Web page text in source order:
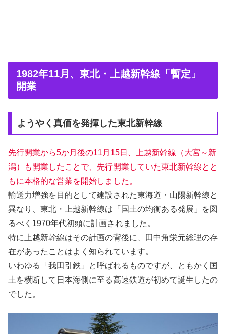
1982年11月、東北・上越新幹線「暫定」
開業
ようやく真価を発揮した東北新幹線
先行開業から5か月後の11月15日、上越新幹線（大宮～新
潟）も開業したことで、先行開業していた東北新幹線とと
もに本格的な営業を開始しました。
輸送力増強を目的として建設された東海道・山陽新幹線と
異なり、東北・上越新幹線は「国土の均衡ある発展」を図
るべく1970年代初頭に計画されました。
特に上越新幹線はその計画の背後に、田中角栄元総理の存
在があったことはよく知られています。
いわゆる「我田引鉄」と呼ばれるものですが、ともかく国
土を横断して日本海側に至る高速鉄道が初めて誕生したの
でした。